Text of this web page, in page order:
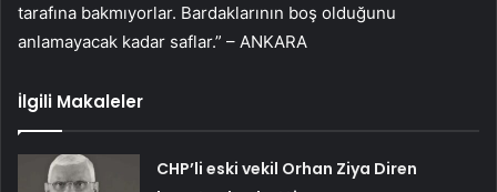
tarafına bakmıyorlar. Bardaklarının boş olduğunu
anlamayacak kadar saflar.” – ANKARA
İlgili Makaleler
CHP’li eski vekil Orhan Ziya Diren